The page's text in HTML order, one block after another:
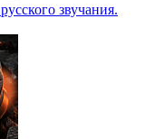
звучания.